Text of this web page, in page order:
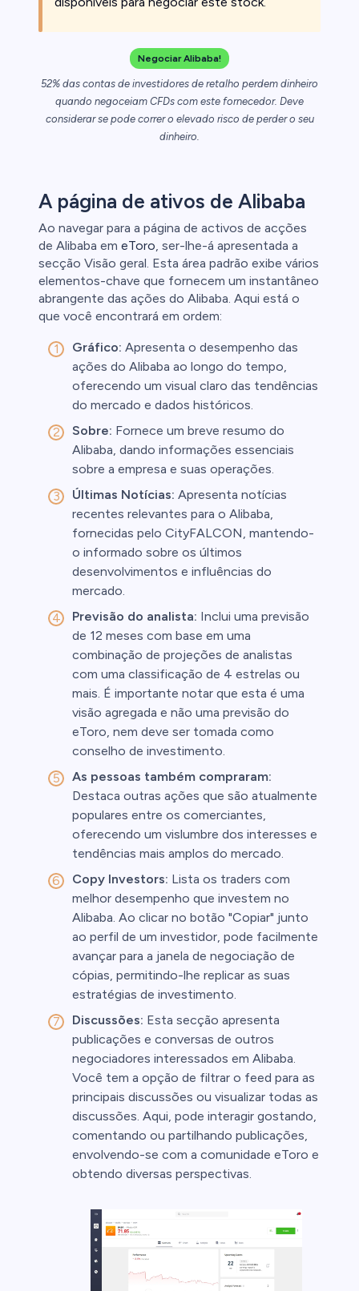
Negociar Alibaba!
52% das contas de investidores de retalho perdem dinheiro
quando negoceiam CFDs com este fornecedor. Deve
considerar se pode correr o elevado risco de perder o seu
dinheiro.
A página de ativos de Alibaba
Ao navegar para a página de activos de acções
de Alibaba em eToro, ser-lhe-á apresentada a
secção Visão geral. Esta área padrão exibe vários
elementos-chave que fornecem um instantâneo
abrangente das ações do Alibaba. Aqui está o
que você encontrará em ordem:
Gráfico: Apresenta o desempenho das
ações do Alibaba ao longo do tempo,
oferecendo um visual claro das tendências
do mercado e dados históricos.
Sobre: Fornece um breve resumo do
Alibaba, dando informações essenciais
sobre a empresa e suas operações.
Últimas Notícias: Apresenta notícias
recentes relevantes para o Alibaba,
fornecidas pelo CityFALCON, mantendo-
o informado sobre os últimos
desenvolvimentos e influências do
mercado.
Previsão do analista: Inclui uma previsão
de 12 meses com base em uma
combinação de projeções de analistas
com uma classificação de 4 estrelas ou
mais. É importante notar que esta é uma
visão agregada e não uma previsão do
eToro, nem deve ser tomada como
conselho de investimento.
As pessoas também compraram:
Destaca outras ações que são atualmente
populares entre os comerciantes,
oferecendo um vislumbre dos interesses e
tendências mais amplos do mercado.
Copy Investors: Lista os traders com
melhor desempenho que investem no
Alibaba. Ao clicar no botão "Copiar" junto
ao perfil de um investidor, pode facilmente
avançar para a janela de negociação de
cópias, permitindo-lhe replicar as suas
estratégias de investimento.
Discussões: Esta secção apresenta
publicações e conversas de outros
negociadores interessados em Alibaba.
Você tem a opção de filtrar o feed para as
principais discussões ou visualizar todas as
discussões. Aqui, pode interagir gostando,
comentando ou partilhando publicações,
envolvendo-se com a comunidade eToro e
obtendo diversas perspectivas.